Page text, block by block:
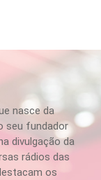
nasce da
seu fundador
divulgação da
rádios das
os